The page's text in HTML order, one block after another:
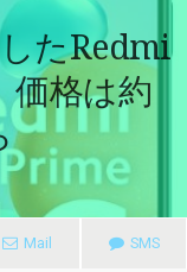
たRedmi
価格は約
Mail SMS